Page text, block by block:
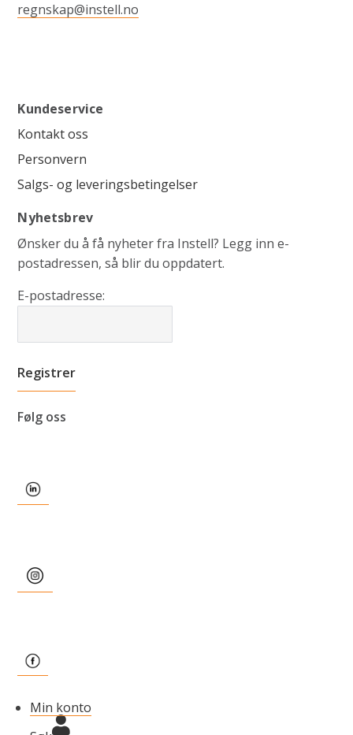
regnskap@instell.no
Kundeservice
Kontakt oss
Personvern
Salgs- og leveringsbetingelser
Nyhetsbrev
Ønsker du å få nyheter fra Instell? Legg inn e-
postadressen, så blir du oppdatert.
E-postadresse:
Følg oss
Min konto